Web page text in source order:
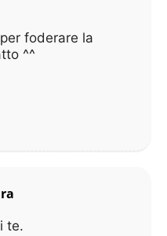
foderare la
^^
te.